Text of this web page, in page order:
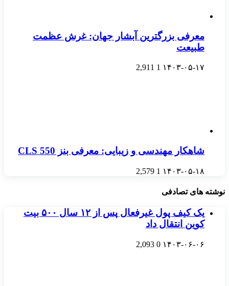
معرفی بزرگترین آبشار جهان: غرش عظمت
طبیعت
۱۴۰۳-۰۵-۱۷ 1
2,911
شاهکار مهندسی و زیبایی: معرفی بنز CLS 550
۱۴۰۳-۰۵-۱۸ 1
2,579
نوشته های تصادفی
یک کیف پول غیرفعال پس از ۱۲ سال ۵۰۰ بیت
کوین انتقال داد
۱۴۰۳-۰۶-۰۶ 0
2,093